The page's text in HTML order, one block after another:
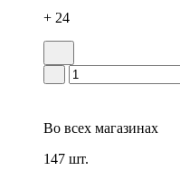
+ 24
Во всех магазинах
147 шт.